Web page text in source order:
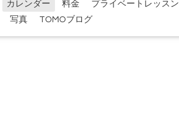
カレンダー 料金
プライベートレッスン
写真 TOMOブログ